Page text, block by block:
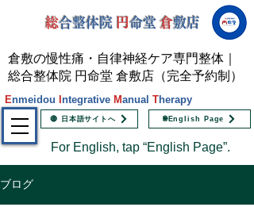
総合整体院 円命堂倉敷店
Enmeidou ntegrative Manual Therapy
🌐English Page
For English, tap “English Page”.
🔴 日本語サイトへ
倉敷の慢性痛・自律神経ケア専門整体｜
総合整体院 円命堂 倉敷店（完全予約制）
ブログ